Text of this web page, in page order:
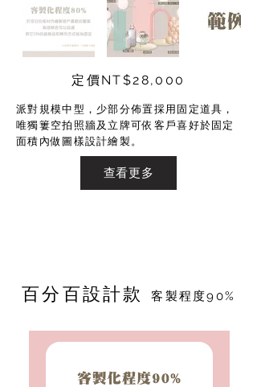
定價NT$28,000
派對規模中型，少部分佈置採用固定道具，
唯獨簍空拍照牆及立牌可依客戶喜好於固定
面積內做圖樣設計繪製。
查看更多
​百分百設計款 客製程度90%